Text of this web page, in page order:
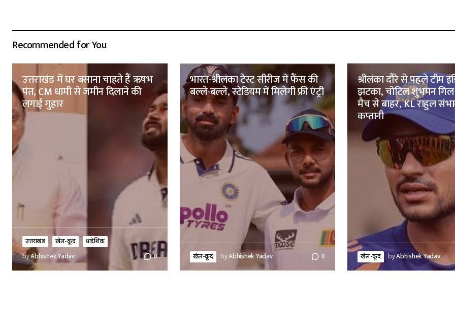
Recommended for You
उत्तराखंड में घर बसाना चाहते हैं ऋषभ
पंत, CM धामी से जमीन दिलाने की
लगाई गुहार
उत्तराखंड खेल-कूद
प्रादेशिक
byAbhishek Yadav 0
भारत-श्रीलंका टेस्ट सीरीज में फैंस की
बल्ले-बल्ले, स्टेडियम में मिलेगी फ्री एंट्री
खेल-कूद byAbhishek Yadav 0
श्रीलंका दौरे से पहले टीम
झटका, चोटिल शुभमन गिल
मैच से बाहर, KL राहुल
कप्तानी
खेल-कूद byAbhishek Yadav